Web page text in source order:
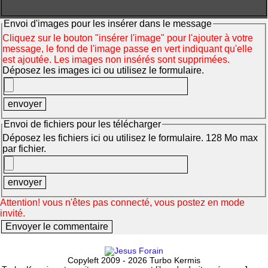
Envoi d'images pour les insérer dans le message
Cliquez sur le bouton "insérer l'image" pour l'ajouter à votre
message, le fond de l'image passe en vert indiquant qu'elle
est ajoutée. Les images non insérés sont supprimées.
Déposez les images ici ou utilisez le formulaire.
Envoi de fichiers pour les télécharger
Déposez les fichiers ici ou utilisez le formulaire. 128 Mo max
par fichier.
Attention! vous n'êtes pas connecté, vous postez en mode
invité.
Copyleft 2009 - 2026 Turbo Kermis